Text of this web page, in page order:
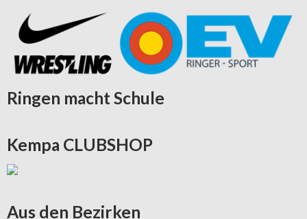
Ringen macht Schule
Kempa CLUBSHOP
Aus den Bezirken